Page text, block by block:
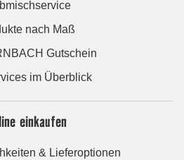
nach Maß
Gutschein
im Überblick
einkaufen
& Lieferoptionen